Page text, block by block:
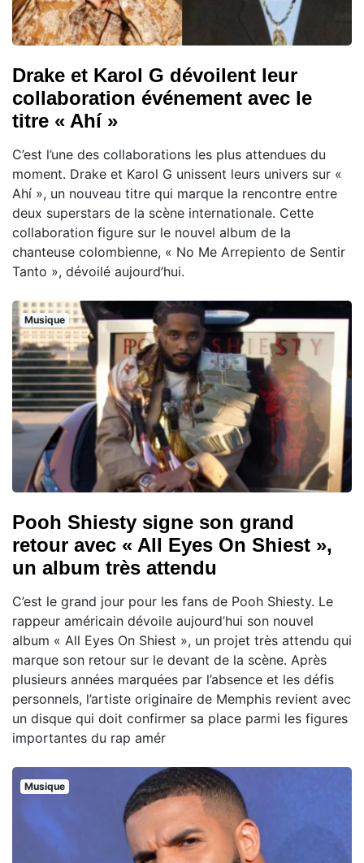
Drake et Karol G dévoilent leur
collaboration événement avec le
titre « Ahí »
C’est l’une des collaborations les plus attendues du
moment. Drake et Karol G unissent leurs univers sur «
Ahí », un nouveau titre qui marque la rencontre entre
deux superstars de la scène internationale. Cette
collaboration figure sur le nouvel album de la
chanteuse colombienne, « No Me Arrepiento de Sentir
Tanto », dévoilé aujourd’hui.
Musique
Pooh Shiesty signe son grand
retour avec « All Eyes On Shiest »,
un album très attendu
C’est le grand jour pour les fans de Pooh Shiesty. Le
rappeur américain dévoile aujourd’hui son nouvel
album « All Eyes On Shiest », un projet très attendu qui
marque son retour sur le devant de la scène. Après
plusieurs années marquées par l’absence et les défis
personnels, l’artiste originaire de Memphis revient avec
un disque qui doit confirmer sa place parmi les figures
importantes du rap amér
Musique